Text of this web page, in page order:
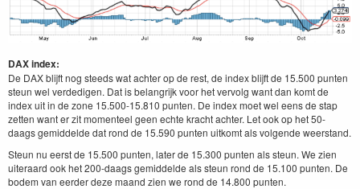
DAX index:
De DAX blijft nog steeds wat achter op de rest, de index blijft de 15.500 punten
steun wel verdedigen. Dat is belangrijk voor het vervolg want dan komt de
index uit in de zone 15.500-15.810 punten. De index moet wel eens de stap
zetten want er zit momenteel geen echte kracht achter. Let ook op het 50-
daags gemiddelde dat rond de 15.590 punten uitkomt als volgende weerstand.
Steun nu eerst de 15.500 punten, later de 15.300 punten als steun. We zien
uiteraard ook het 200-daags gemiddelde als steun rond de 15.100 punten. De
bodem van eerder deze maand zien we rond de 14.800 punten.